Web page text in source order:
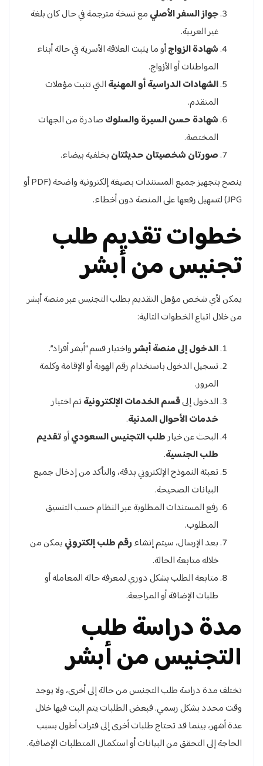
جواز السفر الأصليمع نسخة مترجمة في حال كان بلغة
غير العربية.
شهادة الزواجأو ما يثبت العلاقة الأسرية في حالة أبناء
المواطنات أو الأزواج.
الشهادات الدراسية أو المهنيةالتي تثبت مؤهلات
المتقدم.
شهادة حسن السيرة والسلوكصادرة من الجهات
المختصة.
صورتان شخصيتان حديثتانبخلفية بيضاء.
ينصح بتجهيز جميع المستندات بصيغة إلكترونية واضحة (PDF أو
JPG) لتسهيل رفعها على المنصة دون أخطاء.
خطوات تقديم طلب
تجنيس من أبشر
يمكن لأي شخص مؤهل التقديم بطلب التجنيس عبر منصة أبشر
من خلال اتباع الخطوات التالية:
الدخول إلى منصة أبشرواختيار قسم “أبشر أفراد”.
تسجيل الدخول باستخدام رقم الهوية أو الإقامة وكلمة
المرور.
الدخول إلىقسم الخدمات الإلكترونيةثم اختيار
خدمات الأحوال المدنية.
البحث عن خيارطلب التجنيس السعوديأوتقديم
طلب الجنسية.
تعبئة النموذج الإلكتروني بدقة، والتأكد من إدخال جميع
البيانات الصحيحة.
رفع المستندات المطلوبة عبر النظام حسب التنسيق
المطلوب.
بعد الإرسال، سيتم إنشاءرقم طلب إلكترونييمكن من
خلاله متابعة الحالة.
متابعة الطلب بشكل دوري لمعرفة حالة المعاملة أو
طلبات الإضافة أو المراجعة.
مدة دراسة طلب
التجنيس من أبشر
تختلف مدة دراسة طلب التجنيس من حالة إلى أخرى، ولا يوجد
وقت محدد بشكل رسمي. فبعض الطلبات يتم البت فيها خلال
عدة أشهر، بينما قد تحتاج طلبات أخرى إلى فترات أطول بسبب
الحاجة إلى التحقق من البيانات أو استكمال المتطلبات الإضافية.